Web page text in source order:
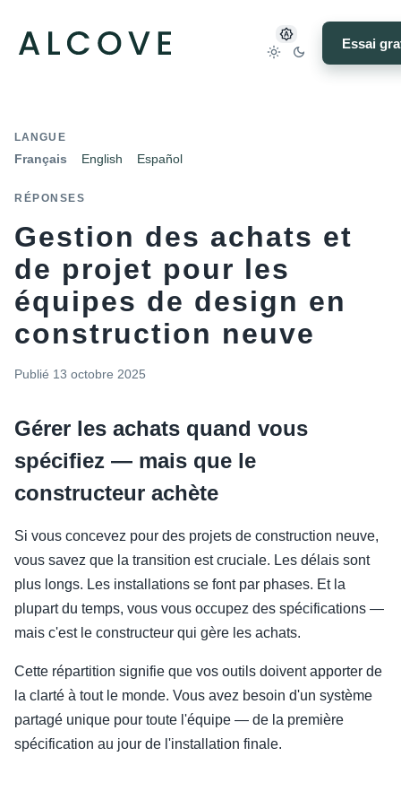
Essai
LANGUE
Français English Español
RÉPONSES
Gestion des achats et
de projet pour les
équipes de design en
construction neuve
Publié 13 octobre 2025
Gérer les achats quand vous
spécifiez — mais que le
constructeur achète
Si vous concevez pour des projets de construction neuve,
vous savez que la transition est cruciale. Les délais sont
plus longs. Les installations se font par phases. Et la
plupart du temps, vous vous occupez des spécifications —
mais c'est le constructeur qui gère les achats.
Cette répartition signifie que vos outils doivent apporter de
la clarté à tout le monde. Vous avez besoin d'un système
partagé unique pour toute l'équipe — de la première
spécification au jour de l'installation finale.